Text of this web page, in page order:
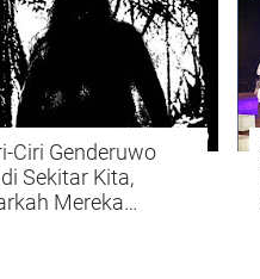
Ciri Genderuwo
Sekitar Kita,
Mereka